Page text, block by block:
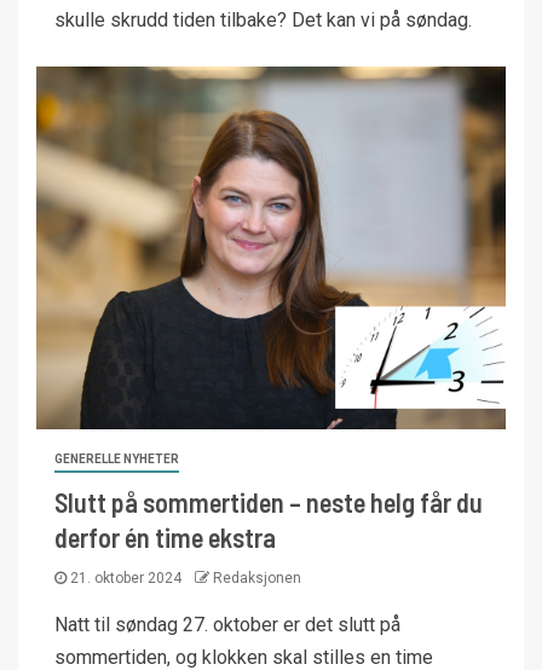
skulle skrudd tiden tilbake? Det kan vi på søndag.
GENERELLE NYHETER
Slutt på sommertiden – neste helg får du
derfor én time ekstra
21. oktober 2024 Redaksjonen
Natt til søndag 27. oktober er det slutt på
sommertiden, og klokken skal stilles en time